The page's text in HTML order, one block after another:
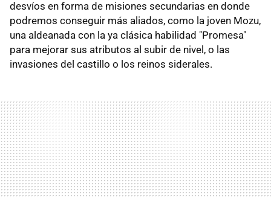
desvíos en forma de misiones secundarias en donde
podremos conseguir más aliados, como la joven Mozu,
una aldeanada con la ya clásica habilidad "Promesa"
para mejorar sus atributos al subir de nivel, o las
invasiones del castillo o los reinos siderales.